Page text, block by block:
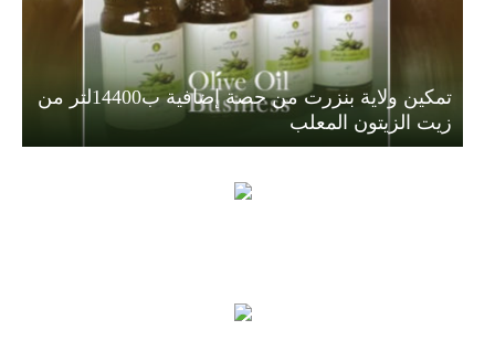
تمكين ولاية بنزرت من حصة إضافية ب14400لتر من
زيت الزيتون المعلب